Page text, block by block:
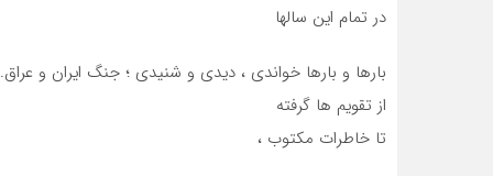
در تمام این سالها
بارها و بارها خواندی ، دیدی و شنیدی ؛ جنگ ایران و عراق.
از تقویم ها گرفته
تا خاطرات مکتوب ،